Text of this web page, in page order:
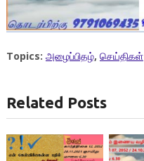
Topics: அழைப்பிதழ், செய்திகள்
Related Posts